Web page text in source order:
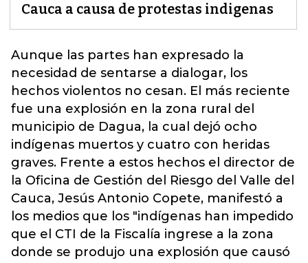
Cauca a causa de protestas indigenas
Aunque las partes han expresado la
necesidad de sentarse a dialogar, los
hechos violentos no cesan. El más reciente
fue una explosión en la zona rural del
municipio de Dagua, la cual dejó ocho
indígenas muertos y cuatro con heridas
graves. Frente a estos hechos el director de
la Oficina de Gestión del Riesgo del Valle del
Cauca, Jesús Antonio Copete, manifestó a
los medios que los "indígenas han impedido
que el CTI de la Fiscalía ingrese a la zona
donde se produjo una explosión que causó